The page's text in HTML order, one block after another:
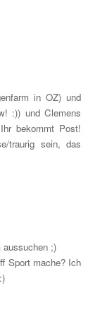
in OZ) und
:)) und Clemens
bekommt Post!
traurig sein, das
aussuchen ;)
Sport mache? Ich